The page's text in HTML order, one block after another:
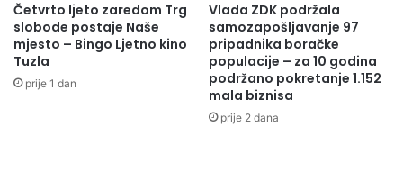
Četvrto ljeto zaredom Trg
slobode postaje Naše
mjesto – Bingo Ljetno kino
Tuzla
prije 1 dan
Vlada ZDK podržala
samozapošljavanje 97
pripadnika boračke
populacije – za 10 godina
podržano pokretanje 1.152
mala biznisa
prije 2 dana